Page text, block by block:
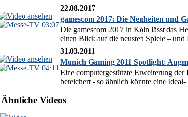
03:07
22.08.2017
gamescom 2017: Die Neuheiten und
Die gamescom 2017 in Köln lässt das
einen Blick auf die neusten Spiele –
04:11
31.03.2011
Munich Gaming 2011 Spotlight:
Eine computergestützte Erweiterung der
bereichert - so ähnlich könnte eine
Ähnliche Videos